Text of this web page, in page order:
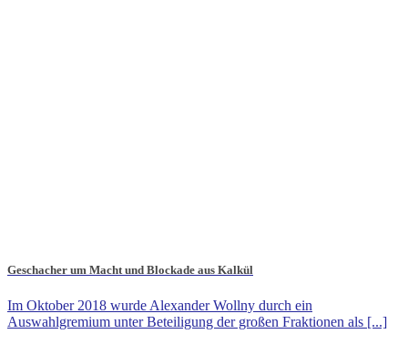
Geschacher um Macht und Blockade aus Kalkül
Im Oktober 2018 wurde Alexander Wollny durch ein
Auswahlgremium unter Beteiligung der großen Fraktionen als [...]